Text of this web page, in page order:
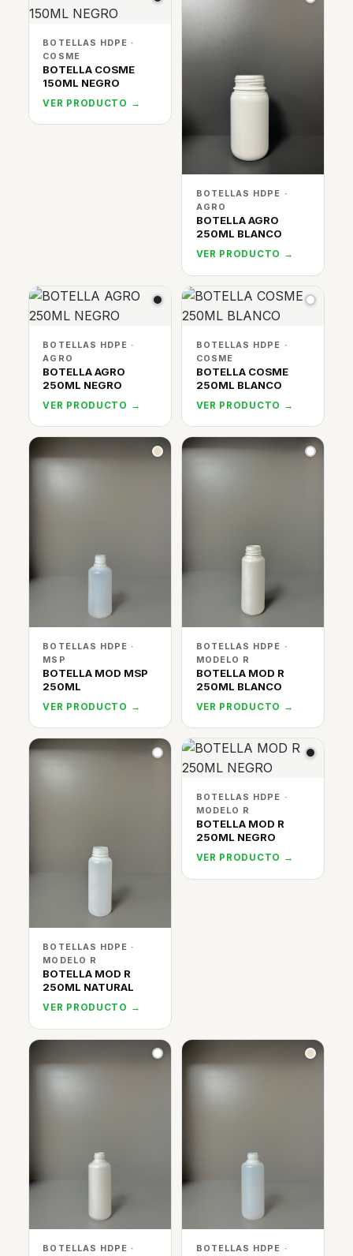
BOTELLAS HDPE ·
COSME
BOTELLA COSME
150ML NEGRO
VER PRODUCTO →
BOTELLAS HDPE ·
AGRO
BOTELLA AGRO
250ML BLANCO
VER PRODUCTO →
BOTELLAS HDPE ·
AGRO
BOTELLA AGRO
250ML NEGRO
VER PRODUCTO →
BOTELLAS HDPE ·
COSME
BOTELLA COSME
250ML BLANCO
VER PRODUCTO →
BOTELLAS HDPE ·
MSP
BOTELLA MOD MSP
250ML
VER PRODUCTO →
BOTELLAS HDPE ·
MODELO R
BOTELLA MOD R
250ML BLANCO
VER PRODUCTO →
BOTELLAS HDPE ·
MODELO R
BOTELLA MOD R
250ML NATURAL
VER PRODUCTO →
BOTELLAS HDPE ·
MODELO R
BOTELLA MOD R
250ML NEGRO
VER PRODUCTO →
BOTELLAS HDPE ·
BOTELLAS HDPE ·